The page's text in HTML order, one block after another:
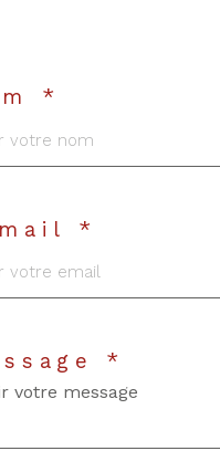
*
*
*